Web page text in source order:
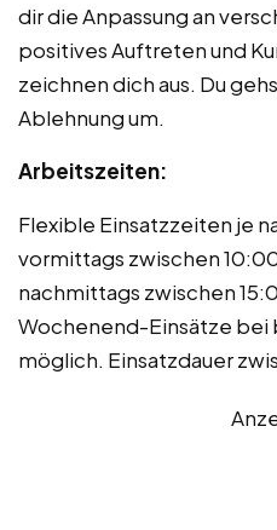
dir die Anpassung an
positives Auftreten und
zeichnen dich aus. Du
Ablehnung um.
Arbeitszeiten:
Flexible Einsatzzeiten je
vormittags zwischen
nachmittags zwischen
Wochenend-Einsätze
möglich. Einsatzdauer